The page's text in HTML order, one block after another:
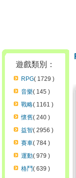
遊戲類別：
RPG( 1729 )
音樂( 145 )
戰略( 1161 )
懷舊( 240 )
益智( 2956 )
賽車( 784 )
運動( 979 )
格鬥( 639 )